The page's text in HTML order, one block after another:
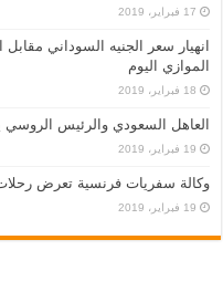
17 فبراير، 2019
انهيار سعر الجنيه السوداني مقابل
الموازي اليوم
18 فبراير، 2019
العاهل السعودي والرئيس الروسي
19 فبراير، 2019
وكالة سفريات فرنسية تعرض
19 فبراير، 2019